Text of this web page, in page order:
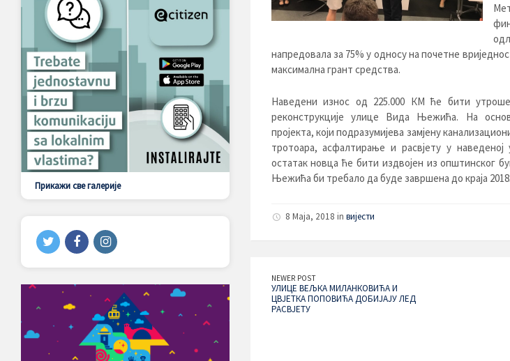
напредовала за 75% у односу на почетне
максимална грант средства.
Наведени износ од 225.000 КМ ће бити
реконструкције улице Вида Њежића. На
пројекта, који подразумијева замјену
тротоара, асфалтирање и расвјету у
остатак новца ће бити издвојен из општинског
Њежића би требало да буде завршена до краја
8 Maja, 2018 in вијести
NEWER POST
УЛИЦE ВЕЉКА МИЛАНКОВИЋА И
ЦВЈЕТКА ПОПОВИЋА ДОБИЈАЈУ ЛЕД
РАСВЈЕТУ
Прикажи све галерије